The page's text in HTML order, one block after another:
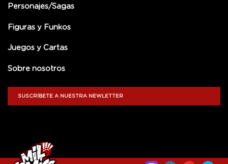
Personajes/Sagas
Figuras y Funkos
Juegos y Cartas
Sobre nosotros
SUSCRÍBETE A NUESTRA NEWLETTER